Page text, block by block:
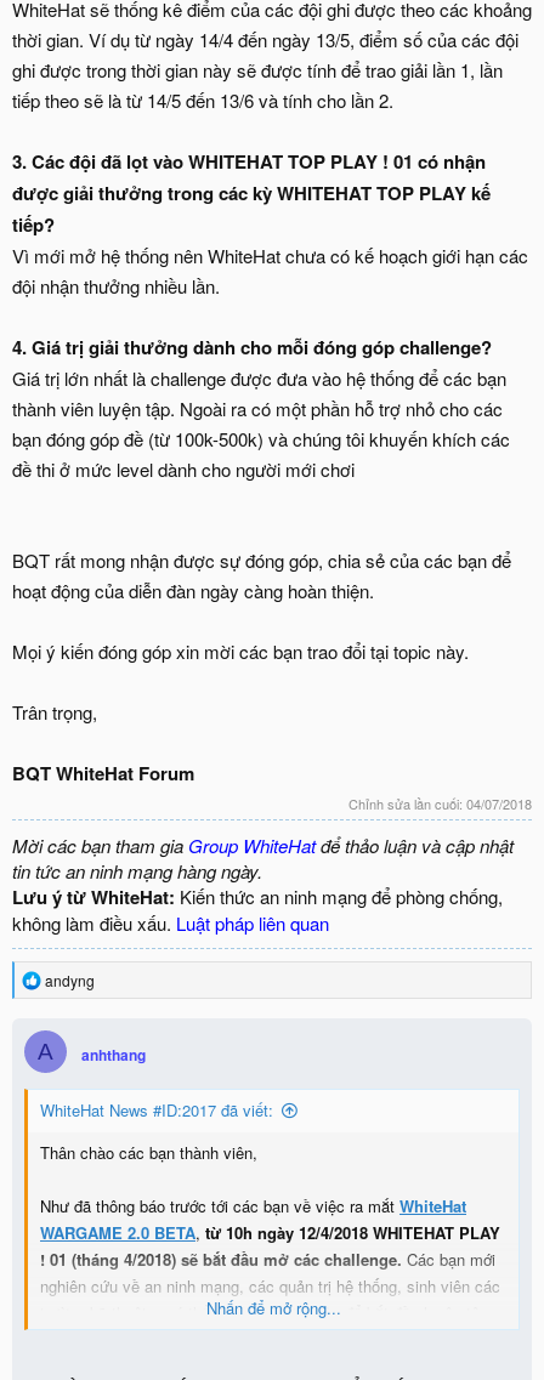
WhiteHat sẽ thống kê điểm của các đội ghi được theo các khoảng
thời gian. Ví dụ từ ngày 14/4 đến ngày 13/5, điểm số của các đội
ghi được trong thời gian này sẽ được tính để trao giải lần 1, lần
tiếp theo sẽ là từ 14/5 đến 13/6 và tính cho lần 2.
3. Các đội đã lọt vào WHITEHAT TOP PLAY ! 01 có nhận
được giải thưởng trong các kỳ WHITEHAT TOP PLAY kế
tiếp?
Vì mới mở hệ thống nên WhiteHat chưa có kế hoạch giới hạn các
đội nhận thưởng nhiều lần.
4. Giá trị giải thưởng dành cho mỗi đóng góp challenge?
Giá trị lớn nhất là challenge được đưa vào hệ thống để các bạn
thành viên luyện tập. Ngoài ra có một phần hỗ trợ nhỏ cho các
bạn đóng góp đề (từ 100k-500k) và chúng tôi khuyến khích các
đề thi ở mức level dành cho người mới chơi
BQT rất mong nhận được sự đóng góp, chia sẻ của các bạn để
hoạt động của diễn đàn ngày càng hoàn thiện.
Mọi ý kiến đóng góp xin mời các bạn trao đổi tại topic này.
Trân trọng,
BQT WhiteHat Forum
Chỉnh sửa lần cuối: 04/07/2018
Mời các bạn tham gia Group WhiteHatđể thảo luận và cập nhật
tin tức an ninh mạng hàng ngày.
Lưu ý từ WhiteHat: Kiến thức an ninh mạng để phòng chống,
không làm điều xấu. Luật pháp liên quan
R
e
c
t
i
o
n
:
andyng
A anhthang
WhiteHat News #ID:2017 đã viết:
Thân chào các bạn thành viên,
Như đã thông báo trước tới các bạn về việc ra mắt WhiteHat
WARGAME 2.0 BETA, từ 10h ngày 12/4/2018 WHITEHAT PLAY
! 01 (tháng 4/2018) sẽ bắt đầu mở các challenge. Các bạn mới
nghiên cứu về an ninh mạng, các quản trị hệ thống, sinh viên các
trường kỹ thuật... có thể đăng nhập tại đây
Nhấn để mở rộng...